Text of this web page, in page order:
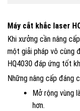
Máy cắt khắc laser
Khi xưởng cần nâng
một giải pháp vô cùng
HQ4030 đáp ứng tốt
Những nâng cấp đáng
Mở rộng vùng
hơn.